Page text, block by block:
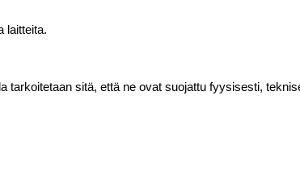
laitteita.
tarkoitetaan sitä, että ne ovat suojattu fyysisesti,